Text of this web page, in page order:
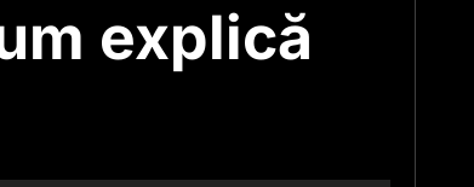
explică